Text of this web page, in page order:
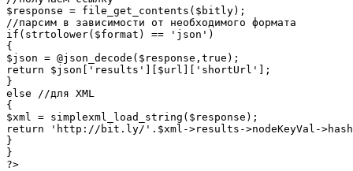
$response = file_get_contents($bitly);
//парсим в зависимости от необходимого формата
if(strtolower($format) == 'json')
{
$json = @json_decode($response,true);
return $json['results'][$url]['shortUrl'];
}
else //для XML
{
$xml = simplexml_load_string($response);
return 'http://bit.ly/'.$xml->results->nodeKeyVal-
}
}
?>